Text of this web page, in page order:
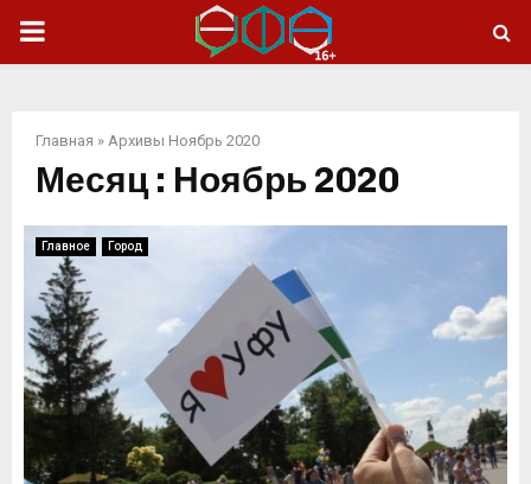
ОСНОВНОЕ
Главная » Архивы Ноябрь 2020
Месяц : Ноябрь 2020
Главное Город